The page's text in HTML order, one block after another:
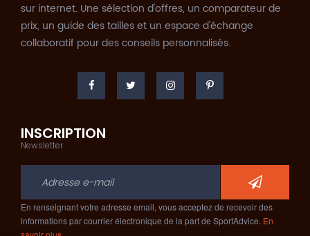
sur internet. Une sélection d'offres, un comparateur de
prix, un guide des tailles et un espace d'échange
collaboratif pour des conseils personnalisés.
INSCRIPTION
Newsletter
En renseignant votre adresse email, vous acceptez de recevoir des
informations par courrier électronique de la part de SportAdvice. En